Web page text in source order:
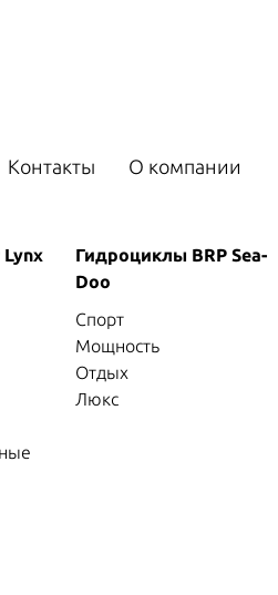
Контакты О компании
Lynx
Гидроциклы BRP Sea-
Doo
Спорт
Мощность
Отдых
Люкс